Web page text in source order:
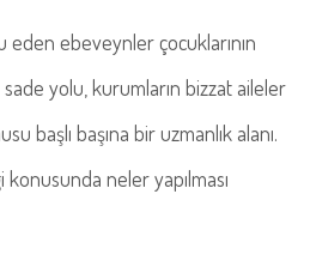
eden ebeveynler çocuklarının
yolu, kurumların bizzat aileler
başlı başına bir uzmanlık alanı.
neler yapılması